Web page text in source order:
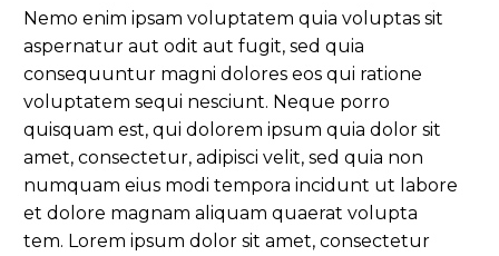
Nemo enim ipsam voluptatem quia voluptas sit
aspernatur aut odit aut fugit, sed quia
consequuntur magni dolores eos qui ratione
voluptatem sequi nesciunt. Neque porro
quisquam est, qui dolorem ipsum quia dolor sit
amet, consectetur, adipisci velit, sed quia non
numquam eius modi tempora incidunt ut labore
et dolore magnam aliquam quaerat volupta
tem. Lorem ipsum dolor sit amet, consectetur